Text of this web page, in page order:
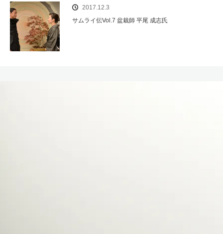
2017.12.3
サムライ伝Vol.7 盆栽師 平尾 成志氏